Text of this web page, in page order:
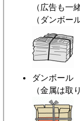
（広告も一
（ダンボー
ダンボール
（金属は取